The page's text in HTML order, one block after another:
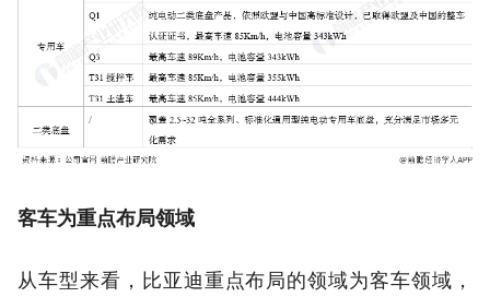
客车为重点布局领域
从车型来看，比亚迪重点布局的领域为客车领域，